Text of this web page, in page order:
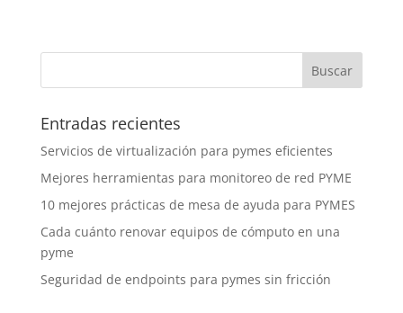
Entradas recientes
Servicios de virtualización para pymes eficientes
Mejores herramientas para monitoreo de red PYME
10 mejores prácticas de mesa de ayuda para PYMES
Cada cuánto renovar equipos de cómputo en una
pyme
Seguridad de endpoints para pymes sin fricción